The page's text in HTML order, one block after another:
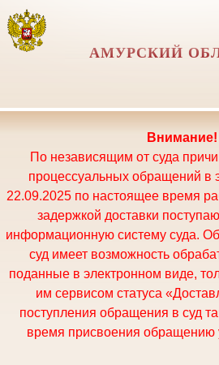
АМУРСКИЙ
Внимание!
По независящим от суда
процессуальных обращений в
22.09.2025 по настоящее время
задержкой доставки
информационную систему суда.
суд имеет возможность
поданные в электронном виде,
им сервисом статуса
поступления обращения в суд
время присвоения обращению